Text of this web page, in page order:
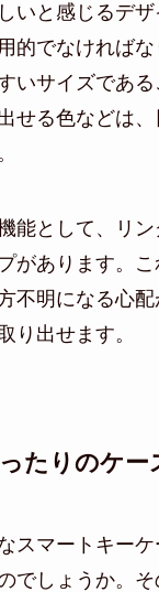
いと感じるデ
的でなければな
いサイズであ
せる色などは
能として、リ
があります。
不明になる心
り出せます。
たりのケー
スマートキー
でしょうか。